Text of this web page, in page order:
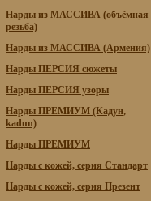
Нарды из МАССИВА (объёмная
резьба)
Нарды из МАССИВА (Армения)
Нарды ПЕРСИЯ сюжеты
Нарды ПЕРСИЯ узоры
Нарды ПРЕМИУМ (Кадун,
kadun)
Нарды ПРЕМИУМ
Нарды с кожей, серия Стандарт
Нарды с кожей, серия Презент